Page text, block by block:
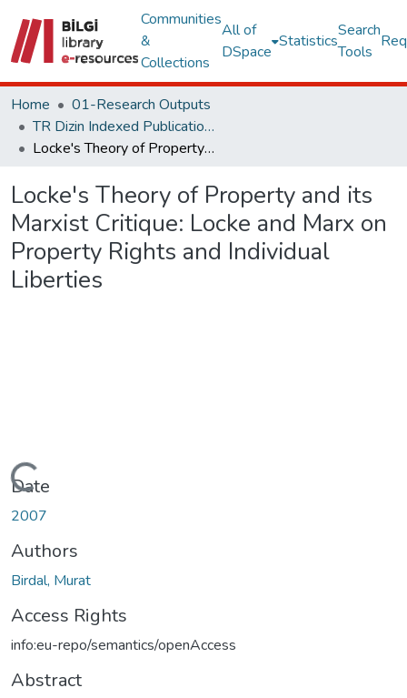
Communities
&
Collections
All of
DSpace
Statistics
Search
Tools
Home
01-Research Outputs
TR Dizin Indexed Publications
Locke's Theory of Property and its Marxist Critique: Locke and Marx on Property Rights and Individual Liberties
Locke's Theory of Property and its
Marxist Critique: Locke and Marx on
Property Rights and Individual
Liberties
Loading...
Date
2007
Authors
Birdal, Murat
Access Rights
info:eu-repo/semantics/openAccess
Abstract